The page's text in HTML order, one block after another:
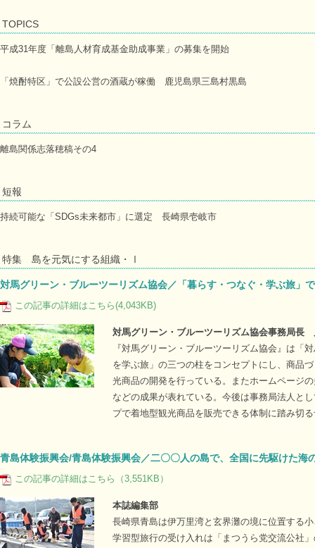
TOPICS
平成31年度「離島人材育成基金助成事業」の募集を開始
「焼酎特区」で公設公営の酒蔵が稼働 鹿児島県三島村黒島
コラム
離島関係志落穂稿その4
短報
持続可能な「SDGs未来都市」に選定 長崎県壱岐市
特集 島を元気にする組織・Ⅰ
対馬グリーン・ブルーツーリズム協会／「暮らす・つなぐ・学ぶ旅」
この記事の詳細はこちら(4,043KB)
対馬グリーン・ブルーツーリズム協会事務局長
『対馬グリーン・ブルーツーリズム協会』は「
を学ぶ旅」の三つの柱をコンセプトにし、商品
光商品の開発を行っている。またホームページ
などの成果が表れている。今後は事務局法人と
プで着地型観光商品を販売できる体制に踏み切
青島体験振興会/青島体験振興会／二〇〇人の島で、全国に先駆けた海
この記事の詳細はこちら（3,551KB）
本誌編集部
長崎県青島は伊万里湾と玄界灘の境に位置する
学習型旅行の受け入れは「まつうら党交流公社